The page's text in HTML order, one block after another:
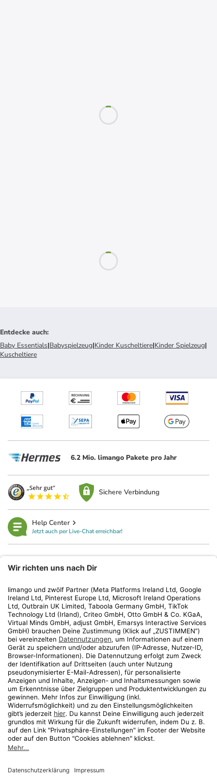
Entdecke auch:
Baby Essentials|Babyspielzeug|Kinder Kuscheltiere|Kinder Spielzeug|
Kuscheltiere
6.2 Mio. limango Pakete pro Jahr
Sichere Verbindung
Help Center
Jetzt auch per Live-Chat erreichbar!
Kundenservice
Shop
Aktionen
Travel